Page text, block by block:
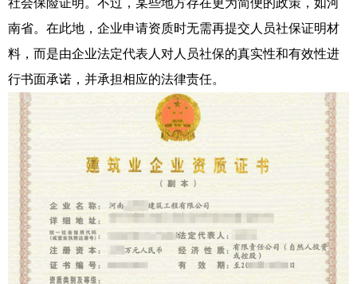
社会保险证明。不过，某些地方存在更为简便的政策，如河
南省。在此地，企业申请资质时无需再提交人员社保证明材
料，而是由企业法定代表人对人员社保的真实性和有效性进
行书面承诺，并承担相应的法律责任。